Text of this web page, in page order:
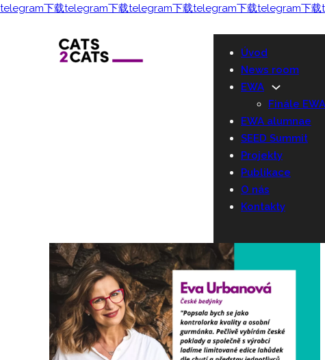
Úvod
News room
EWA
Finále
EWA alumnae
SEED Summit
Projekty
Publikace
O nás
Kontakty
telegram下载telegram下载telegram下载telegram下载telegram下载